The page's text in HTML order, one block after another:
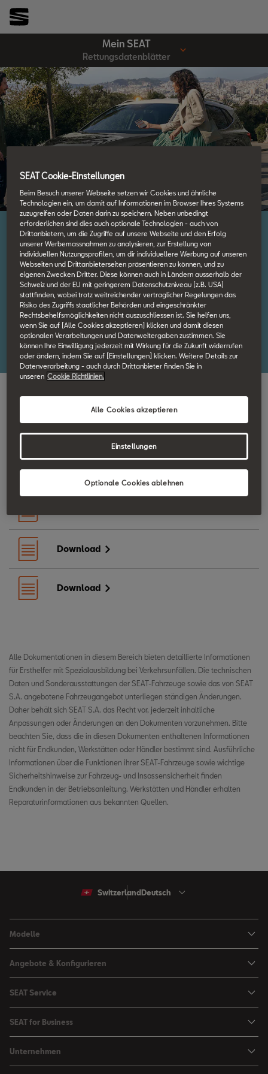
Mein SEAT
Rettungsdatenblätter
Rettungsblatt
Leitfaden für Notfallmassnahmen
Dieses Dokument enthält Informationen über SEAT-Fahrzeuge,
die in einen Unfall verwickelt sind, um das Rettungsteam bei den
Rettungseinsätzen zu unterstützen.
Wähle deine
bevorzugte
Sprache
Download
Download
Download
Alle Dokumentationen in diesem Bereich bieten detaillierte Informationen
für Ersthelfer mit Spezialausbildung bei Verkehrsunfällen. Die technischen
Daten und Sonderausstattungen der SEAT-Fahrzeuge sowie das von SEAT
S.A. angebotene Fahrzeugangebot unterliegen ständigen Änderungen.
Daher behält sich SEAT S.A. das Recht vor, jederzeit inhaltliche
Anpassungen oder Änderungen an den Dokumenten vorzunehmen. Bitte
beachten Sie, dass die in diesen Dokumenten enthaltenen Informationen
nicht für Endkunden, Werkstätten oder Händler bestimmt sind. Ausführliche
Informationen über die Funktionen ihrer SEAT-Fahrzeuge sowie wichtige
Sicherheitshinweise zur Fahrzeug- und Insassensicherheit finden
Endkunden in der Betriebsanleitung. Werkstätten und Händler erhalten
Reparaturinformationen aus bekannten Quellen.
Switzerland Deutsch
Modelle
Ibiza
Leon Sportstourer
Leon
Ateca
Angebote & Konfigurieren
Angebote
Kataloge und Preislisten
SEAT Occasionen
Zubehör Shop
SEAT Service
SEAT Service
Zubehör & Accessoires
SEAT for Business
Angebote
Unternehmen
SEAT Cookie-Einstellungen
Beim Besuch unserer Webseite setzen wir Cookies und ähnliche
Technologien ein, um damit auf Informationen im Browser Ihres Systems
zuzugreifen oder Daten darin zu speichern. Neben unbedingt
erforderlichen sind dies auch optionale Technologien - auch von
Drittanbietern, um die Zugriffe auf unsere Webseite und den Erfolg
unserer Werbemassnahmen zu analysieren, zur Erstellung von
individuellen Nutzungsprofilen, um dir individuellere Werbung auf unseren
Webseiten und Drittanbieterseiten präsentieren zu können, und zu
eigenen Zwecken Dritter. Diese können auch in Ländern ausserhalb der
Schweiz und der EU mit geringerem Datenschutzniveau (z.B. USA)
stattfinden, wobei trotz weitreichender vertraglicher Regelungen das
Risiko des Zugriffs staatlicher Behörden und eingeschränkter
Rechtsbehelfsmöglichkeiten nicht auszuschliessen ist. Sie helfen uns,
wenn Sie auf [Alle Cookies akzeptieren] klicken und damit diesen
optionalen Verarbeitungen und Datenweitergaben zustimmen. Sie
können Ihre Einwilligung jederzeit mit Wirkung für die Zukunft widerrufen
oder ändern, indem Sie auf [Einstellungen] klicken. Weitere Details zur
Datenverarbeitung - auch durch Drittanbieter finden Sie in
unseren Cookie Richtlinien.
Optionale Cookies ablehnen
Alle Cookies akzeptieren
Einstellungen